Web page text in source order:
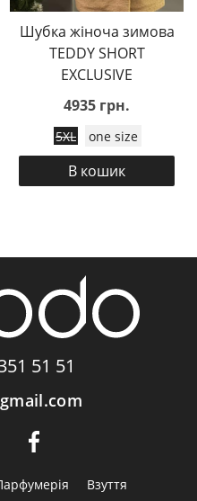
Шубка жіноча зимова
TEDDY SHORT
EXCLUSIVE
4935 грн.
5XL one size
В кошик
51 51
Взуття